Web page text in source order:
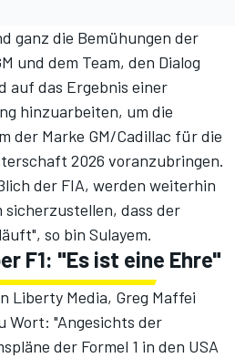
ganz die Bemühungen der
und dem Team, den Dialog
das Ergebnis einer
hinzuarbeiten, um die
der Marke GM/Cadillac für die
2026 voranzubringen.
der FIA, werden weiterhin
sicherzustellen, dass der
so bin Sulayem.
F1: "Es ist eine Ehre"
Liberty Media, Greg Maffei
Wort: "Angesichts der
der Formel 1 in den USA